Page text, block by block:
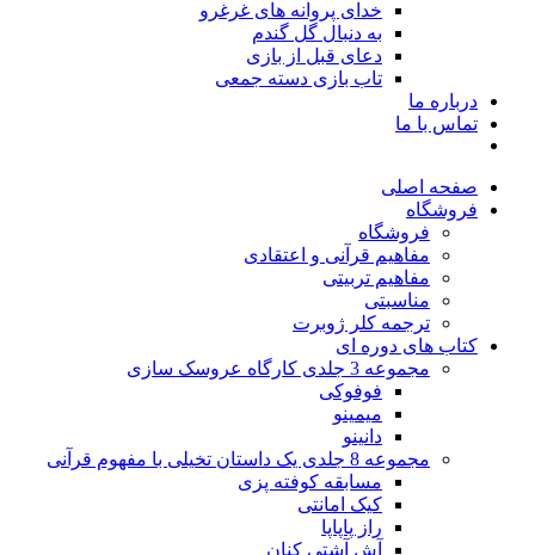
خدای پروانه های غرغرو
به دنبال گل گندم
دعای قبل از بازی
تاب بازی دسته جمعی
درباره ما
تماس با ما
صفحه اصلی
فروشگاه
فروشگاه
مفاهیم قرآنی و اعتقادی
مفاهیم تربیتی
مناسبتی
ترجمه کلر ژوبرت
کتاب های دوره ای
مجموعه 3 جلدی کارگاه عروسک سازی
فوفوکی
میمینو
دانینو
مجموعه 8 جلدی یک داستان تخیلی با مفهوم قرآنی
مسابقه کوفته پزی
کیک امانتی
راز پاپاپا
آش آشتی کنان